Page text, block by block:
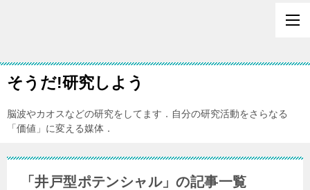
そうだ!研究しよう
脳波やカオスなどの研究をしてます．自分の研究活動をさらなる
「価値」に変える媒体．
「井戸型ポテンシャル」の記事一覧